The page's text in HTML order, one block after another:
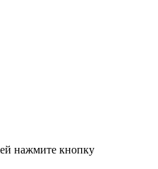
нажмите кнопку